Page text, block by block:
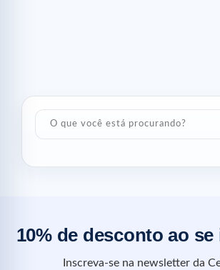
10% de desconto ao
Inscreva-se na newsletter da